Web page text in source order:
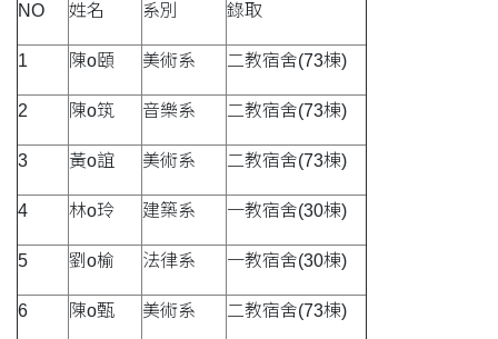
NO 姓名 系別 錄取
1 陳o頤 美術系 二教宿舍(73棟)
2 陳o筑 音樂系 二教宿舍(73棟)
3 黃o誼 美術系 二教宿舍(73棟)
4 林o玲 建築系 一教宿舍(30棟)
5 劉o榆 法律系 一教宿舍(30棟)
6 陳o甄 美術系 二教宿舍(73棟)